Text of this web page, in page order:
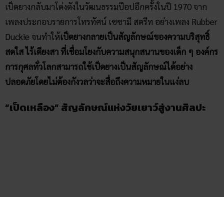
เป็ดยางกลับมาโด่งดังในวัฒนธรรมป๊อปอีกครั้งในปี 1970 จาก
เพลงประกอบรายการโทรทัศน์ เซซามี สตรีท อย่างเพลง Rubber
Duckie จนทำให้เป็ดยางกลายเป็นสัญลักษณ์ของความบริสุทธิ์
สดใส ไร้เดียงสา ที่เชื่อมโยงกับความสนุกสนานของเด็ก ๆ องค์กร
การกุศลทั่วโลกสามารถใช้เป็ดยางเป็นสัญลักษณ์ได้อย่าง
ปลอดภัยโดยไม่ต้องกังวลว่าจะสื่อถึงความหมายในแง่ลบ
“เป็ดเหลือง” สัญลักษณ์แห่งวัยเยาว์สู่งานศิลปะ